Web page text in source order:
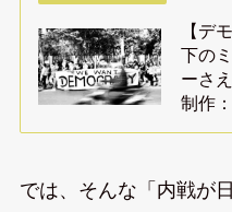
【デ
下の
ーさ
制作
では、そんな「内戦が